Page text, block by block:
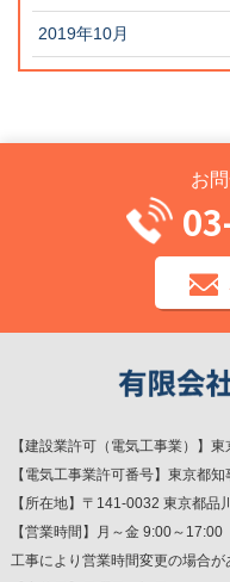
2019年10月
お
【建設業許可（電気工事業）】
【電気工事業許可番号】東京都
【所在地】〒141-0032 東京都
【営業時間】月～金 9:00～
工事により営業時間変更の場合が